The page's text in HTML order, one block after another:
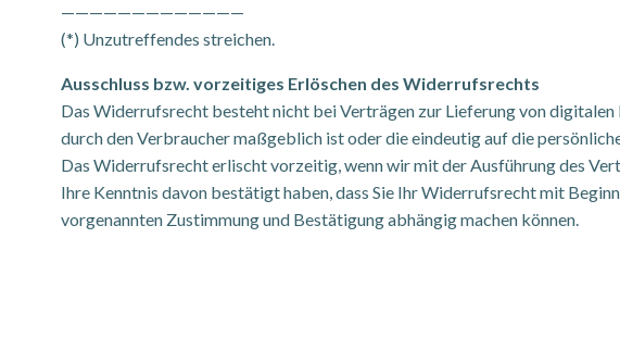
—————————————
(*) Unzutreffendes streichen.
Ausschluss bzw. vorzeitiges Erlöschen des Widerrufsrechts
Das Widerrufsrecht besteht nicht bei Verträgen zur Lieferung von
durch den Verbraucher maßgeblich ist oder die eindeutig auf die
Das Widerrufsrecht erlischt vorzeitig, wenn wir mit der Ausführung des
Ihre Kenntnis davon bestätigt haben, dass Sie Ihr Widerrufsrecht mit
vorgenannten Zustimmung und Bestätigung abhängig machen können.